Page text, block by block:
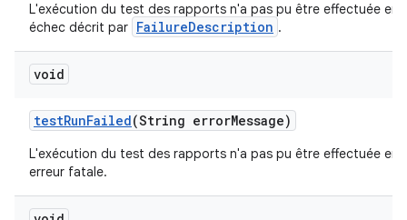
L'exécution du test des rapports n'a pas pu être effectuée en
échec décrit par FailureDescription .
void
testRunFailed(String errorMessage)
L'exécution du test des rapports n'a pas pu être effectuée en
erreur fatale.